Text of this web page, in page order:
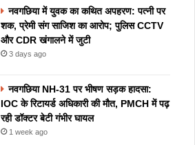
नवगछिया में युवक का कथित अपहरण: पत्नी पर
शक, प्रेमी संग साजिश का आरोप; पुलिस CCTV
और CDR खंगालने में जुटी
3 days ago
नवगछिया NH-31 पर भीषण सड़क हादसा:
IOC के रिटायर्ड अधिकारी की मौत, PMCH में पढ़
रही डॉक्टर बेटी गंभीर घायल
1 week ago